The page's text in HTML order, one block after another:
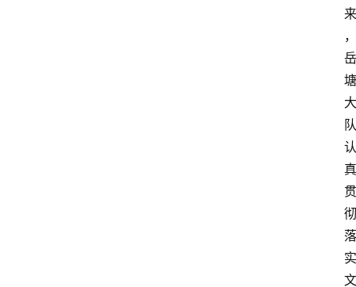
来
，
岳
塘
大
队
认
真
贯
彻
落
实
文